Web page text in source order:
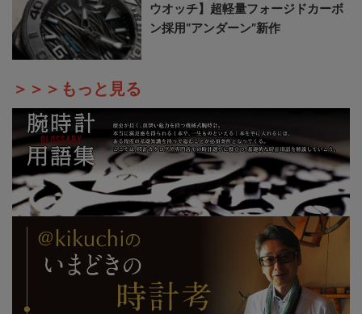
ウオッチ】超軽量フォージドカーボ
ン採用“アンダーン”新作
＞＞＞もっと見る